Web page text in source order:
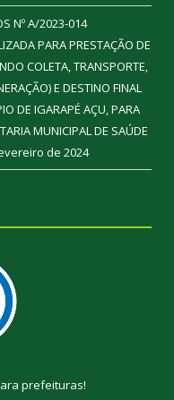
Nº A/2023-014
PARA PRESTAÇÃO DE
COLETA, TRANSPORTE,
E DESTINO FINAL
DE IGARAPÉ AÇU, PARA
MUNICIPAL DE SAÚDE
de 2024
prefeituras!